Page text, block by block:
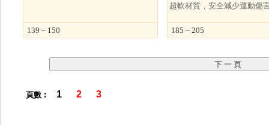
139 ~ 150
超軟材質，安全減少運動傷
185 ~ 205
頁數︰ 1 2 3